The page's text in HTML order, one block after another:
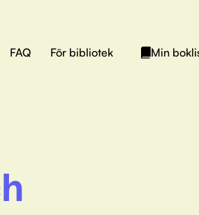
FAQ För bibliotek Min